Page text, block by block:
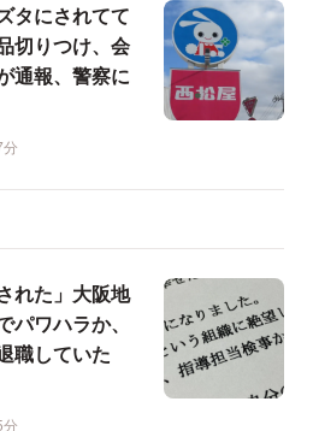
タにされてて
切りつけ、会
通報、警察に
れた」大阪地
ワハラか、
職していた